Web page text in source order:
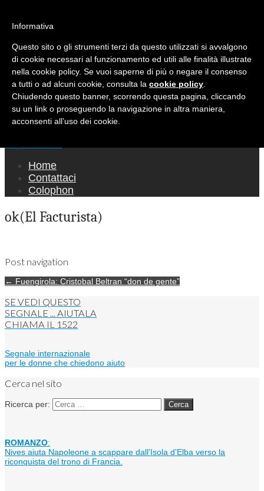
Mondo Italiano nel Mondo
LE INTERVISTE SONO AGLI ITALIANI CHE
RICOPRONO RUOLI ISTITUZIONALI, A
QUELLI CHE RAPPRESENTANO LA SOCIETÀ E
A CHI È UN "COMUNE CITTADINO" ...
PER TUTTO QUESTO SIAMO "ORGOGLIOSI
DI ESSERE ITALIANI"
Home
Contattaci
Colophon
ok(El Facturista)
Post navigation
← Fuengirola: Cristobal Beltran “don de gente”
SE VEDI QUESTO
SEGNALE ... AIUTALA
CHIAMA IL 1522
Segnale internazionale
per le donne che chiedono aiuto
Cerca nel sito
Ricerca per:
ROMANZO:
Nives aiuta Napoleone a scappare dall'Isola d'Elba verso la
riconquista del trono di Francia.
Informativa
Questo sito o gli strumenti terzi da questo utilizzati si avvalgono
di cookie necessari al funzionamento ed utili alle finalità illustrate
nella cookie policy. Se vuoi saperne di più o negare il consenso
a tutti o ad alcuni cookie, consulta la cookie policy
Chiudendo questo banner, scorrendo questa pagina, cliccando
su un link o proseguendo la navigazione in altra maniera,
acconsenti all’uso dei cookie.